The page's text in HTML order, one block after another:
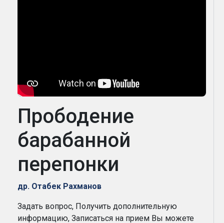
Прободение
барабанной
перепонки
др. Отабек Рахманов
Задать вопрос, Получить дополнительную
информацию, Записаться на прием Вы можете